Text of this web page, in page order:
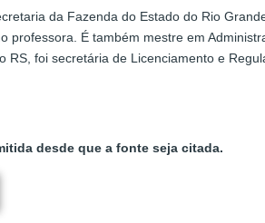
da Fazenda do Estado do Rio
professora. É também mestre em
RS, foi secretária de Licenciamento e
desde que a fonte seja citada.